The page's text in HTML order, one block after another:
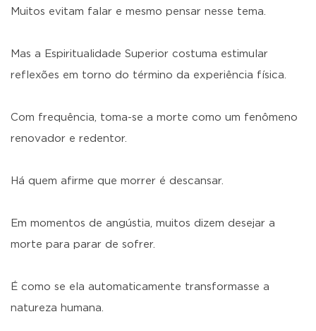
Muitos evitam falar e mesmo pensar nesse tema.
Mas a Espiritualidade Superior costuma estimular
reflexões em torno do término da experiência física.
Com frequência, toma-se a morte como um fenômeno
renovador e redentor.
Há quem afirme que morrer é descansar.
Em momentos de angústia, muitos dizem desejar a
morte para parar de sofrer.
É como se ela automaticamente transformasse a
natureza humana.